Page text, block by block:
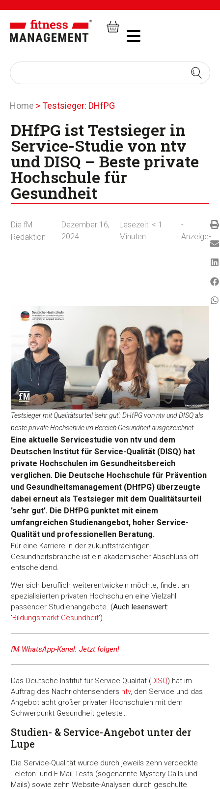
Home >Testsieger: DHfPG
DHfPG ist Testsieger in
Service-Studie von ntv
und DISQ – Beste private
Hochschule für
Gesundheit
Die fM
Redaktion
Dezember 16,
2024
Lesezeit: < 1
Minuten
-
Anzeige-
Testsieger mit Qualitätsurteil 'sehr gut': DHfPG von ntv und DISQ als
beste private Hochschule im Bereich Gesundheit ausgezeichnet
Eine aktuelle Servicestudie von ntv und dem
Deutschen Institut für Service-Qualität (DISQ) hat
private Hochschulen im Gesundheitsbereich
verglichen. Die Deutsche Hochschule für Prävention
und Gesundheitsmanagement (DHfPG) überzeugte
dabei erneut als Testsieger mit dem Qualitätsurteil
'sehr gut'. Die DHfPG punktet mit einem
umfangreichen Studienangebot, hoher Service-
Qualität und professionellen Beratung.
Für eine Karriere in der zukunftsträchtigen
Gesundheitsbranche ist ein akademischer Abschluss oft
entscheidend.
Wer sich beruflich weiterentwickeln möchte, findet an
spezialisierten privaten Hochschulen eine Vielzahl
passender Studienangebote. (Auch lesenswert:
'Bildungsmarkt Gesundheit')
fM WhatsApp-Kanal: Jetzt folgen!
Das Deutsche Institut für Service-Qualität (DISQ) hat im
Auftrag des Nachrichtensenders ntv, den Service und das
Angebot acht großer privater Hochschulen mit dem
Schwerpunkt Gesundheit getestet.
Studien- & Service-Angebot unter der
Lupe
Die Service-Qualität wurde durch jeweils zehn verdeckte
Telefon- und E-Mail-Tests (sogenannte Mystery-Calls und -
Mails) sowie zehn Website-Analysen durch geschulte